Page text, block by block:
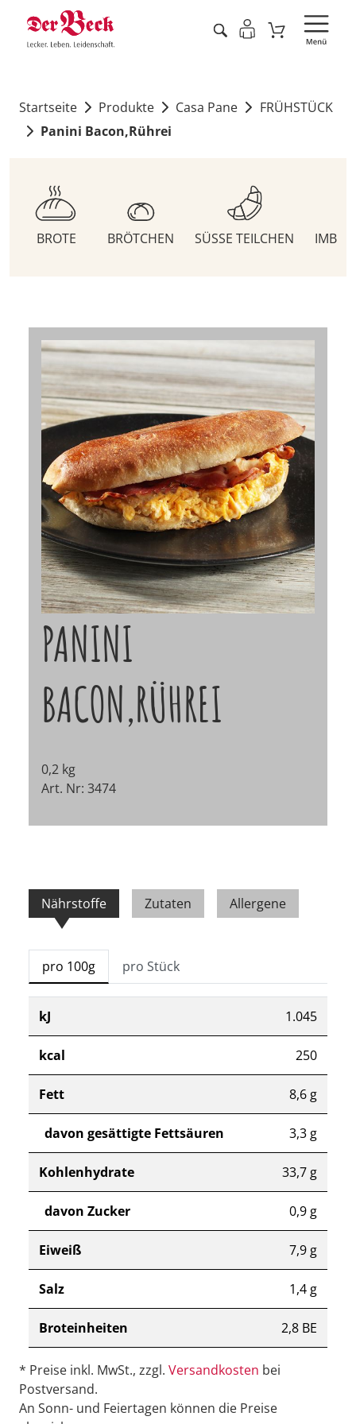
Startseite Produkte Casa Pane
FRÜHSTÜCK
Panini Bacon,Rührei
BROTE BRÖTCHEN SÜSSE TEILCHEN
PANINI
BACON,RÜHREI
0,2 kg
Art. Nr: 3474
Nährstoffe Zutaten Allergene
pro 100g pro Stück
kJ 1.045
kcal 250
Fett 8,6 g
davon gesättigte Fettsäuren 3,3 g
Kohlenhydrate 33,7 g
davon Zucker 0,9 g
Eiweiß 7,9 g
Salz 1,4 g
Broteinheiten 2,8 BE
* Preise inkl. MwSt., zzgl. Versandkosten bei
Postversand.
An Sonn- und Feiertagen können die Preise